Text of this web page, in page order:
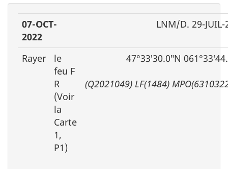
07-OCT-
2022
LNM/D. 29-JUIL-
Rayer
le
feu F
R
(Voir
la
Carte
1,
P1)
47°33′30.0″N
(Q2021049) LF(1484)